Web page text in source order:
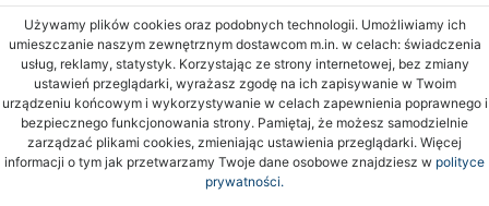
Używamy plików cookies oraz podobnych technologii. Umożliwiamy ich
umieszczanie naszym zewnętrznym dostawcom m.in. w celach: świadczenia
usług, reklamy, statystyk. Korzystając ze strony internetowej, bez zmiany
ustawień przeglądarki, wyrażasz zgodę na ich zapisywanie w Twoim
urządzeniu końcowym i wykorzystywanie w celach zapewnienia poprawnego i
bezpiecznego funkcjonowania strony. Pamiętaj, że możesz samodzielnie
zarządzać plikami cookies, zmieniając ustawienia przeglądarki. Więcej
informacji o tym jak przetwarzamy Twoje dane osobowe znajdziesz w polityce
prywatności.